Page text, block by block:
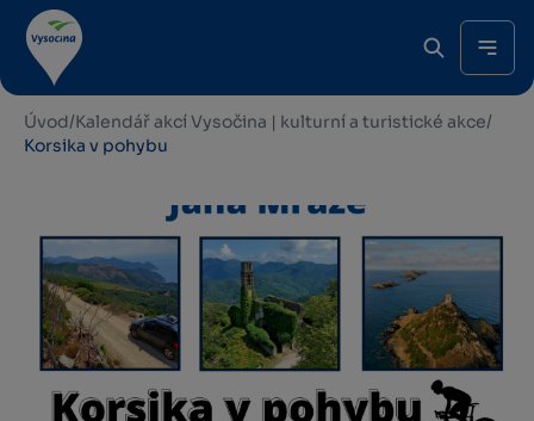
Úvod/Kalendář akcí Vysočina | kulturní a turistické akce/
Korsika v pohybu